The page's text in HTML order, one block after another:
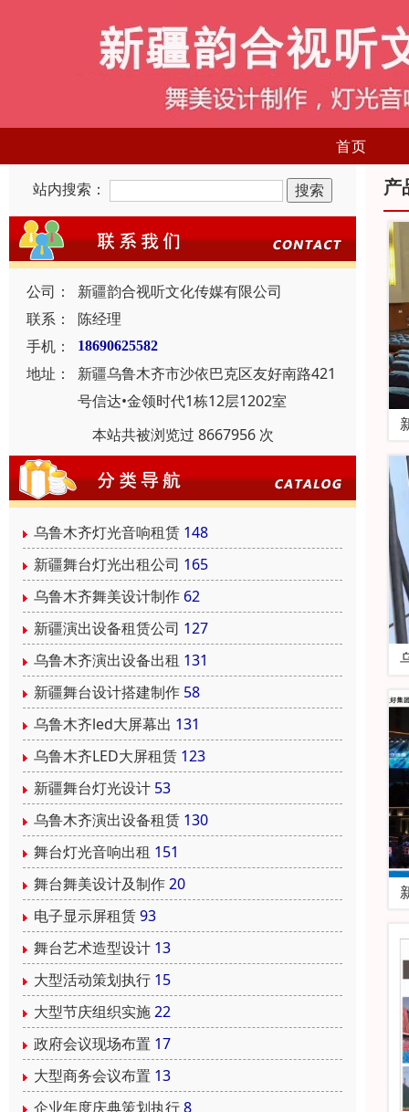
首页
站内搜索：
公司：
新疆韵合视听文化传媒有限公司
联系：
陈经理
手机：
18690625582
地址：
新疆乌鲁木齐市沙依巴克区友好南路421
号信达•金领时代1栋12层1202室
本站共被浏览过 8667956 次
乌鲁木齐灯光音响租赁 148
新疆舞台灯光出租公司 165
乌鲁木齐舞美设计制作 62
新疆演出设备租赁公司 127
乌鲁木齐演出设备出租 131
新疆舞台设计搭建制作 58
乌鲁木齐led大屏幕出 131
乌鲁木齐LED大屏租赁 123
新疆舞台灯光设计 53
乌鲁木齐演出设备租赁 130
舞台灯光音响出租 151
舞台舞美设计及制作20
电子显示屏租赁93
舞台艺术造型设计 13
大型活动策划执行 15
大型节庆组织实施22
政府会议现场布置 17
大型商务会议布置 13
企业年度庆典策划执行8
产